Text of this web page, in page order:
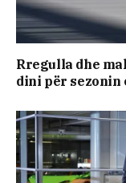
Rregulla dhe
dini për sezonin